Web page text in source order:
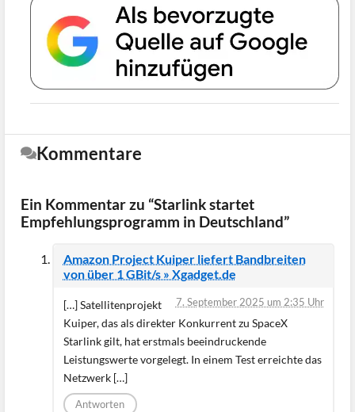
Kommentare
Ein Kommentar zu “Starlink startet
Empfehlungsprogramm in Deutschland”
Amazon Project Kuiper liefert Bandbreiten
von über 1 GBit/s » Xgadget.de
7. September 2025 um 2:35 Uhr
[…] Satellitenprojekt
Kuiper, das als direkter Konkurrent zu SpaceX
Starlink gilt, hat erstmals beeindruckende
Leistungswerte vorgelegt. In einem Test erreichte das
Netzwerk […]
Antworten